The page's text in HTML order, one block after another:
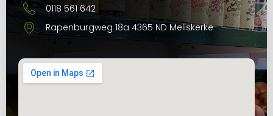
0118 561 642
Rapenburgweg 18a 4365 ND Meliskerke